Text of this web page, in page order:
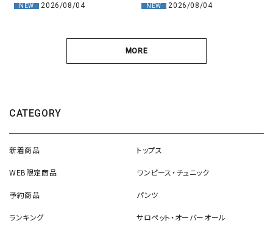
NEW 2026/08/04 NEW 2026/08/04
MORE
CATEGORY
新着商品
WEB限定商品
予約商品
ランキング
トップス
ワンピース・チュニック
パンツ
サロペット・オーバーオール